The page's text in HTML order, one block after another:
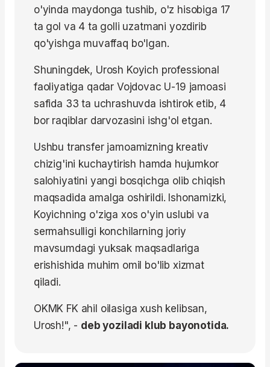
o'yinda maydonga tushib, o'z hisobiga 17
ta gol va 4 ta golli uzatmani yozdirib
qo'yishga muvaffaq bo'lgan.
Shuningdek, Urosh Koyich professional
faoliyatiga qadar Vojdovac U-19 jamoasi
safida 33 ta uchrashuvda ishtirok etib, 4
bor raqiblar darvozasini ishg'ol etgan.
Ushbu transfer jamoamizning kreativ
chizig'ini kuchaytirish hamda hujumkor
salohiyatini yangi bosqichga olib chiqish
maqsadida amalga oshirildi. Ishonamizki,
Koyichning o'ziga xos o'yin uslubi va
sermahsulligi konchilarning joriy
mavsumdagi yuksak maqsadlariga
erishishida muhim omil bo'lib xizmat
qiladi.
OKMK FK ahil oilasiga xush kelibsan,
Urosh!", - deb yoziladi klub bayonotida.